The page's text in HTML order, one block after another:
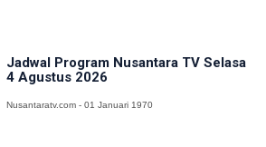
Jadwal Program Nusantara TV Selasa
4 Agustus 2026
Nusantaratv.com - 01 Januari 1970